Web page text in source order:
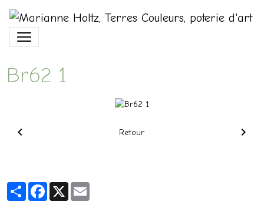
Br62 1
Retour
PartagerFacebook
X